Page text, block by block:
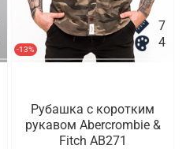
-13%
7
4
Рубашка с коротким
рукавом Abercrombie &
Fitch AB271